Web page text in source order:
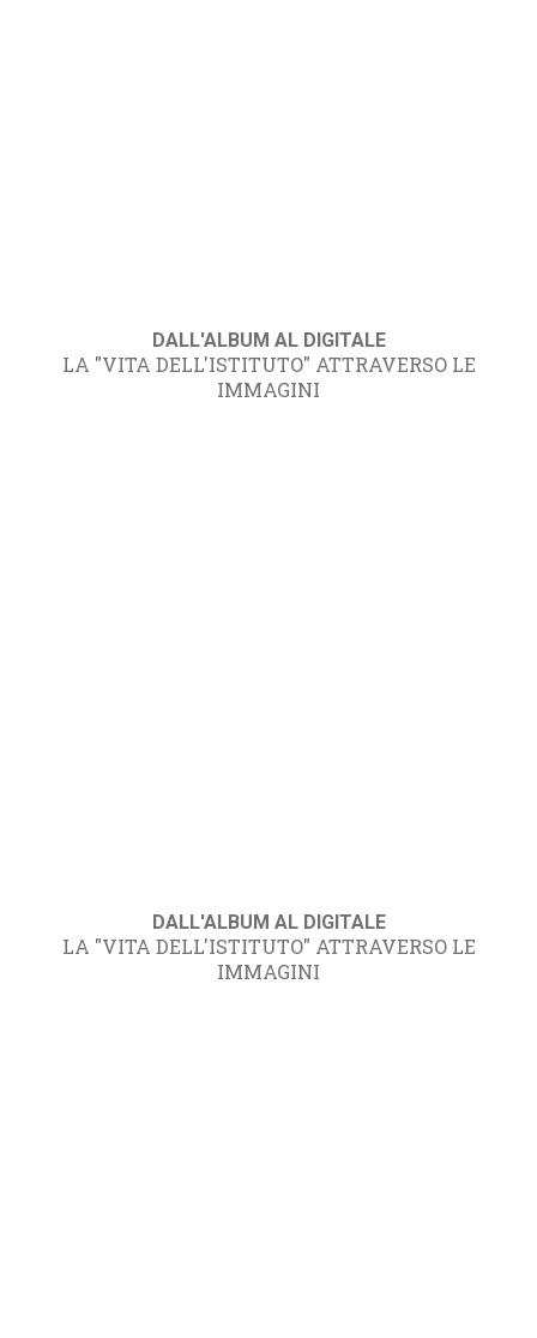
DALL'ALBUM AL DIGITALE
LA "VITA DELL'ISTITUTO" ATTRAVERSO LE
IMMAGINI
DALL'ALBUM AL DIGITALE
LA "VITA DELL'ISTITUTO" ATTRAVERSO LE
IMMAGINI